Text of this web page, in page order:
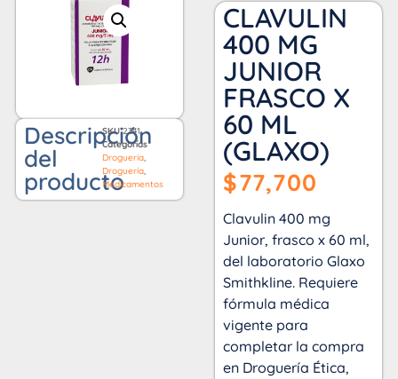
Descripción
del
producto
SKU2341
Categorías
Droguería
Droguería
Medicamentos
CLAVULIN
400 MG
JUNIOR
FRASCO X
60 ML
(GLAXO)
$77,700
Clavulin 400 mg
Junior, frasco x 60 ml,
del laboratorio Glaxo
Smithkline. Requiere
fórmula médica
vigente para
completar la compra
en Droguería Ética,